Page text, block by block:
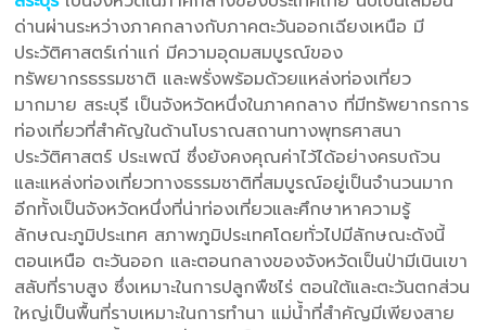
ด่านผ่านระหว่างภาคกลางกับภาคตะวันออกเฉียงเหนือ มี
ประวัติศาสตร์เก่าแก่ มีความอุดมสมบูรณ์ของ
ทรัพยากรธรรมชาติ และพรั่งพร้อมด้วยแหล่งท่องเที่ยว
มากมาย สระบุรี เป็นจังหวัดหนึ่งในภาคกลาง ที่มีทรัพยากรการ
ท่องเที่ยวที่สำคัญในด้านโบราณสถานทางพุทธศาสนา
ประวัติศาสตร์ ประเพณี ซึ่งยังคงคุณค่าไว้ได้อย่างครบถ้วน
และแหล่งท่องเที่ยวทางธรรมชาติที่สมบูรณ์อยู่เป็นจำนวนมาก
อีกทั้งเป็นจังหวัดหนึ่งที่น่าท่องเที่ยวและศึกษาหาความรู้
ลักษณะภูมิประเทศ สภาพภูมิประเทศโดยทั่วไปมีลักษณะดังนี้
ตอนเหนือ ตะวันออก และตอนกลางของจังหวัดเป็นป่ามีเนินเขา
สลับที่ราบสูง ซึ่งเหมาะในการปลูกพืชไร่ ตอนใต้และตะวันตกส่วน
ใหญ่เป็นพื้นที่ราบเหมาะในการทำนา แม่น้ำที่สำคัญมีเพียงสาย